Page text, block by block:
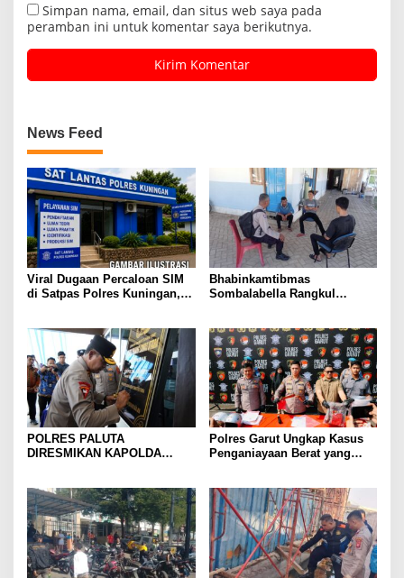
Simpan nama, email, dan situs web saya pada
peramban ini untuk komentar saya berikutnya.
News Feed
Viral Dugaan Percaloan SIM
di Satpas Polres Kuningan,
Bhabinkamtibmas
Sombalabella Rangkul
HUT Ke-81 RI
POLRES PALUTA
DIRESMIKAN KAPOLDA
Polres Garut Ungkap Kasus
Penganiayaan Berat yang